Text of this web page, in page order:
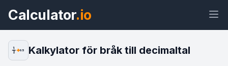
Calculator.io
1
2
0.5 Kalkylator för bråk till decimaltal